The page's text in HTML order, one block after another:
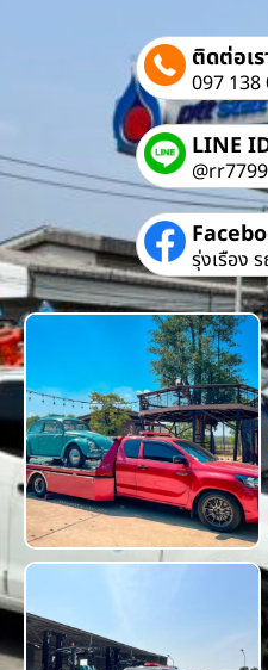
ติดต่อเ
097 138
LINE
@rr7799
รุ่งเรือง